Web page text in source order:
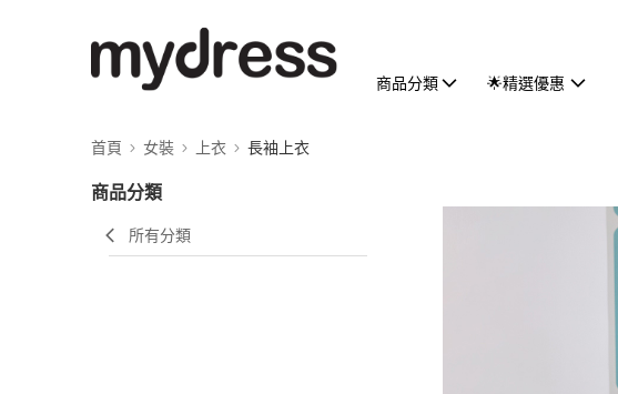
商品分類 🌟精選優惠
首頁 女裝 上衣 長袖上衣
商品分類
所有分類